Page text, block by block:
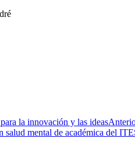
la innovación y las ideas
salud mental de académica del